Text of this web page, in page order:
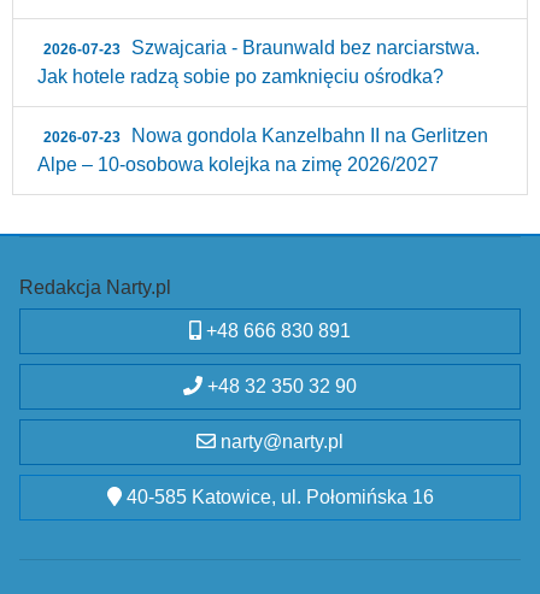
2026-07-23
Szwajcaria - Braunwald bez narciarstwa.
Jak hotele radzą sobie po zamknięciu ośrodka?
2026-07-23
Nowa gondola Kanzelbahn II na Gerlitzen
Alpe – 10‑osobowa kolejka na zimę 2026/2027
Redakcja Narty.pl
+48 666 830 891
+48 32 350 32 90
narty@narty.pl
40-585 Katowice, ul. Połomińska 16